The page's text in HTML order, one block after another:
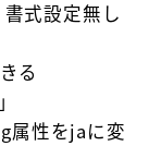
式設定無し
る
属性をjaに変